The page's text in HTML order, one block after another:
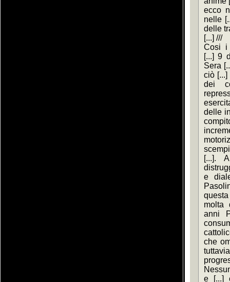
ecco
nelle
delle
[...] ///
Cosi i
[...] 9
Sera
ciò
dei
delle
[...].
e
molta
anni
che
e [...]